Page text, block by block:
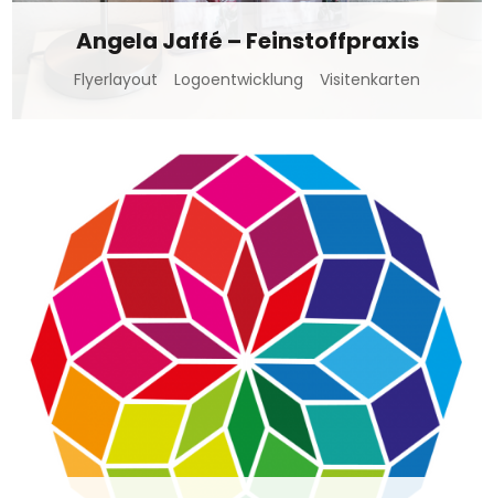
Angela Jaffé – Feinstoffpraxis
Flyerlayout Logoentwicklung Visitenkarten